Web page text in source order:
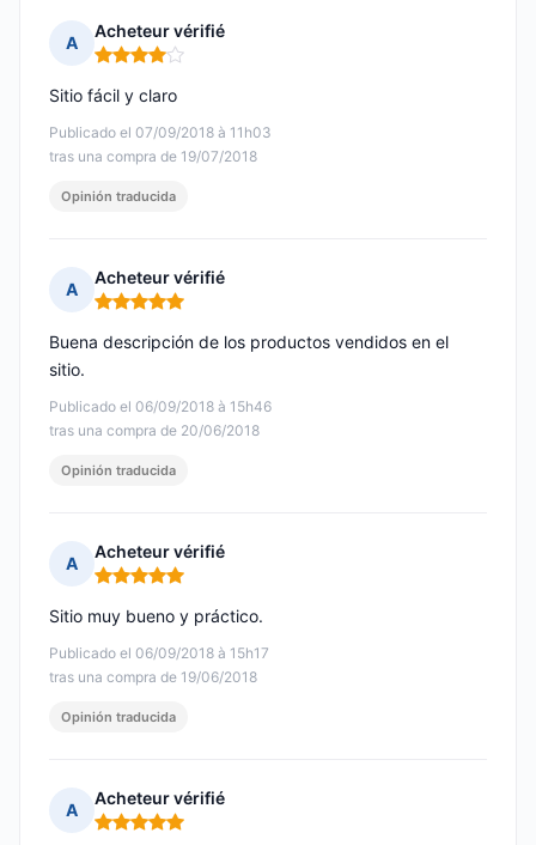
A
Acheteur vérifié
Nota: 4 de 5
Publicado el 07/09/2018 à 11h03
tras una compra de 19/07/2018
Sitio fácil y claro
Opinión traducida
A
Acheteur vérifié
Nota: 5 de 5
Publicado el 06/09/2018 à 15h46
tras una compra de 20/06/2018
Buena descripción de los productos vendidos en el
sitio.
Opinión traducida
A
Acheteur vérifié
Nota: 5 de 5
Publicado el 06/09/2018 à 15h17
tras una compra de 19/06/2018
Sitio muy bueno y práctico.
Opinión traducida
A
Acheteur vérifié
Nota: 5 de 5